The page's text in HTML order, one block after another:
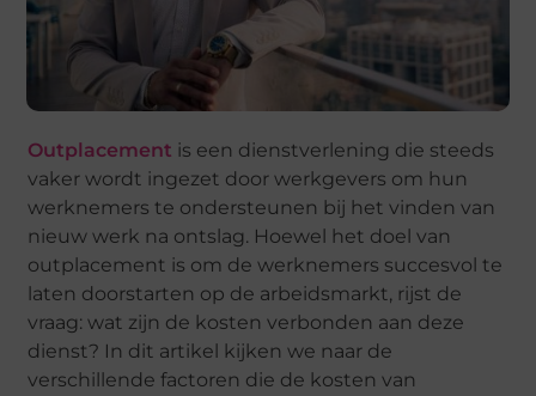
Outplacement is een dienstverlening die steeds
vaker wordt ingezet door werkgevers om hun
werknemers te ondersteunen bij het vinden van
nieuw werk na ontslag. Hoewel het doel van
outplacement is om de werknemers succesvol te
laten doorstarten op de arbeidsmarkt, rijst de
vraag: wat zijn de kosten verbonden aan deze
dienst? In dit artikel kijken we naar de
verschillende factoren die de kosten van